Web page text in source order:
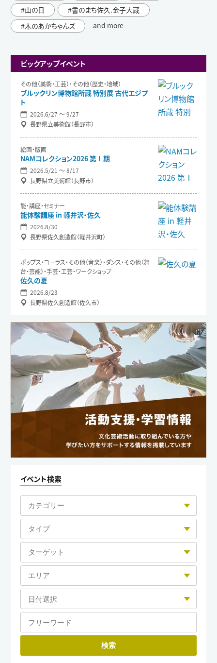
山の日
書のまち佐久.金子大蔵
木のあかちゃんズ
and more
ピックアップイベント
その他（美術・工芸）・その他（歴史・地域）
ブルックリン博物館所蔵 特別展 古代エジプ
ト
2026.6/27 〜 9/27
長野県立美術館（長野市）
絵画・版画
NAMコレクション2026 第Ⅰ期
2026.5/21 〜 8/17
長野県立美術館（長野市）
能・講座・セミナー
能体験講座 in 軽井沢・佐久
2026.8/30
長野県佐久創造館（軽井沢町）
ポップス・コーラス・その他（音楽）・ダンス・その他（舞
台・芸能）・手芸・工芸・ワークショップ
佐久の夏
2026.8/23
長野県佐久創造館（佐久市）
イベント検索